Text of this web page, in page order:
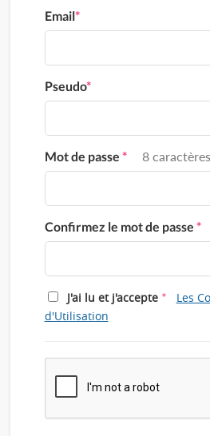
Email*
Pseudo*
Mot de passe * 8
Confirmez le mot de passe *
J'ai lu et j'accepte *
Les
d'Utilisation